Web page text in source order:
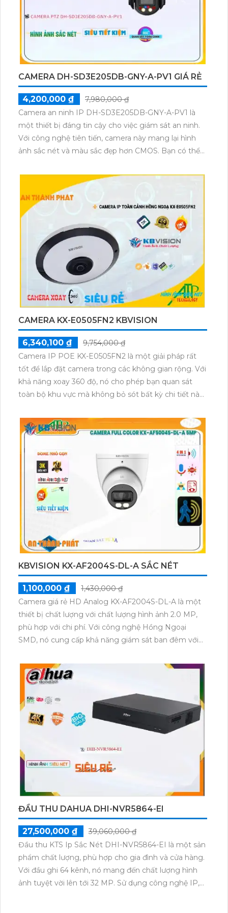
CAMERA DH-SD3E205DB-GNY-A-PV1 GIÁ RẺ
4,200,000 ₫
7,980,000 ₫
Camera an ninh IP DH-SD3E205DB-GNY-A-PV1 là
một thiết bị đáng tin cậy cho việc giám sát an ninh.
Với công nghệ tiên tiến, camera này mang lại hình
ảnh sắc nét và màu sắc đẹp hơn CMOS. Bạn có thể
sáng đẹp và độ phân giải cao, nhờ tính năng hồng
ngoại 50m. Thiết bị này cũng cho phép bạn giám sát
qua điện thoại di động một cách nhanh chóng. Với
H.265 + / H.265 / H.264 + / H.264, công nghệ nhìn
đêm Starlight cũng được tích hợp để mang lại chất
lượng hình ảnh tốt nhất.
CAMERA KX-E0505FN2 KBVISION
6,340,100 ₫
9,754,000 ₫
Camera IP POE KX-E0505FN2 là một giải pháp rất
tốt để lắp đặt camera trong các không gian rộng. Với
khả năng xoay 360 độ, nó cho phép bạn quan sát
toàn bộ khu vực mà không bỏ sót bất kỳ chi tiết nào.
sắc nét.Với công nghệ hình ảnh IP POE, việc kết nối
camera trở nên dễ dàng hơn bao giờ hết. Bạn có thể
thực hiện việc lắp đặt và cấu hình camera một cách
nhanh chóng chỉ với một dây cáp duy nhất. Công
nghệ thu âm chất lượng giúp bạn không chỉ có hình
ảnh sắc nét mà còn âm thanh rõ ràng.Với công nghệ
giám sát ban đêm thông qua hồng ngoại 10m,
camera KX-E0505FN2 giúp bạn thu được hình ảnh rõ
ràng cả trong ban ngày lẫn ban đêm. Công nghệ
hồng ngoại SMD cho phép camera bắt được mọi chi
tiết ngay cả trong ánh sáng yếu. Bạn có thể yên tâm
giám sát nhà ở, văn phòng hay cửa hàng mà không
bị giới hạn thời gian.
KBVISION KX-AF2004S-DL-A SẮC NÉT
1,100,000 ₫
1,430,000 ₫
Camera giá rẻ HD Analog KX-AF2004S-DL-A là một
thiết bị chất lượng với chất lượng hình ảnh 2.0 MP,
phù hợp với chi phí. Với công nghệ Hồng Ngoại
SMD, nó cung cấp khả năng giám sát ban đêm với
kế cho cửa hàng, gia đình và căn hộ, nó là một loại
camera Dome Kim loại. Hình ảnh có thể được truyền
cũng hỗ trợ âm thanh trên cáp đồng trục. Với chức
năng thu âm, nó là lựa chọn tốt cho việc giám sát.
ĐẦU THU DAHUA DHI-NVR5864-EI
27,500,000 ₫
39,060,000 ₫
Đầu thu KTS Ip Sắc Nét DHI-NVR5864-EI là một sản
phẩm chất lượng, phù hợp cho gia đình và cửa hàng.
Với đầu ghi 64 kênh, nó mang đến chất lượng hình
ảnh tuyệt vời lên tới 32 MP. Sử dụng công nghệ IP,